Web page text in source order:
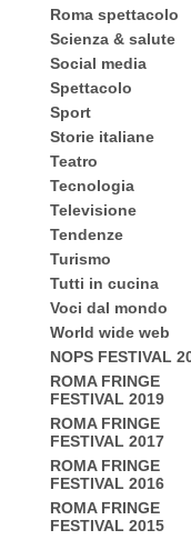
Roma spettacolo
Scienza & salute
Social media
Spettacolo
Sport
Storie italiane
Teatro
Tecnologia
Televisione
Tendenze
Turismo
Tutti in cucina
Voci dal mondo
World wide web
NOPS FESTIVAL
ROMA FRINGE
FESTIVAL 2019
ROMA FRINGE
FESTIVAL 2017
ROMA FRINGE
FESTIVAL 2016
ROMA FRINGE
FESTIVAL 2015